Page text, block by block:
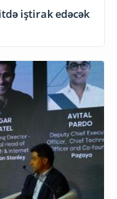
iştirak edəcək